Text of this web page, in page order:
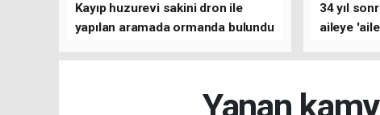
Kayıp huzurevi sakini dron ile
yapılan aramada ormanda bulundu
34 yıl
aileye 'aile
Yanan